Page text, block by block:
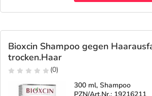
Bioxcin Shampoo gegen
trocken.Haar
(0)
300 ml, Shampoo